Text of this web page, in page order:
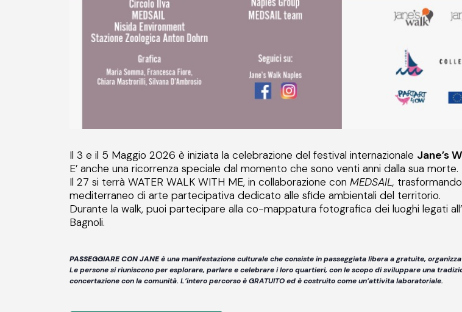
Il 3 e il 5 Maggio 2026 è iniziata la celebrazione del festival internazionale Jane’s
E’ anche una ricorrenza speciale dal momento che sono venti anni dalla sua morte.
Il 27 si terrà WATER WALK WITH ME, in collaborazione con MEDSAIL,
mediterraneo di arte partecipativa dedicato alle sfide ambientali del territorio.
Durante la walk, puoi partecipare alla co-mappatura fotografica dei luoghi legati
Bagnoli.
PASSEGGIARE CON JANEè una manifestazione culturale che consiste in passeggiata libera a gratuite,
Le persone si riuniscono per esplorare, parlare e celebrare i loro quartieri, con le scopo di sviluppare una
concertazione con la comunità. L’intero percorso è GRATUITO ed è costruito come un’attivita laboratoriale.